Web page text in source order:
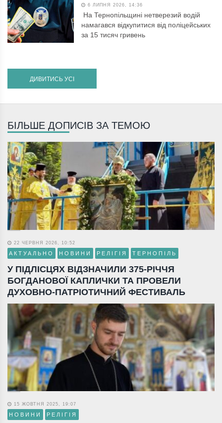
6 ЛИПНЯ 2026, 14:36
На Тернопільщині нетверезий водій
намагався відкупитися від поліцейських
за 15 тисяч гривень
ДИВИТИСЬ УСІ
БІЛЬШЕ ДОПИСІВ ЗА ТЕМОЮ
22 ЧЕРВНЯ 2026, 10:52
АКТУАЛЬНО НОВИНИ РЕЛІГІЯ ТЕРНОПІЛЬ
У ПІДЛІСЦЯХ ВІДЗНАЧИЛИ 375-РІЧЧЯ
БОГДАНОВОЇ КАПЛИЧКИ ТА ПРОВЕЛИ
ДУХОВНО-ПАТРІОТИЧНИЙ ФЕСТИВАЛЬ
15 ЖОВТНЯ 2025, 19:07
НОВИНИ РЕЛІГІЯ